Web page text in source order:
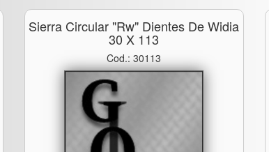
Sierra Circular "rw" Dientes De Widia
30 X 113
Cod.: 30113